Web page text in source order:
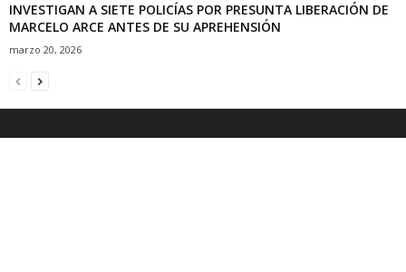
INVESTIGAN A SIETE POLICÍAS POR PRESUNTA LIBERACIÓN DE
MARCELO ARCE ANTES DE SU APREHENSIÓN
marzo 20, 2026